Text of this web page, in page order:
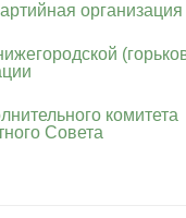
организация
комитета
Совета